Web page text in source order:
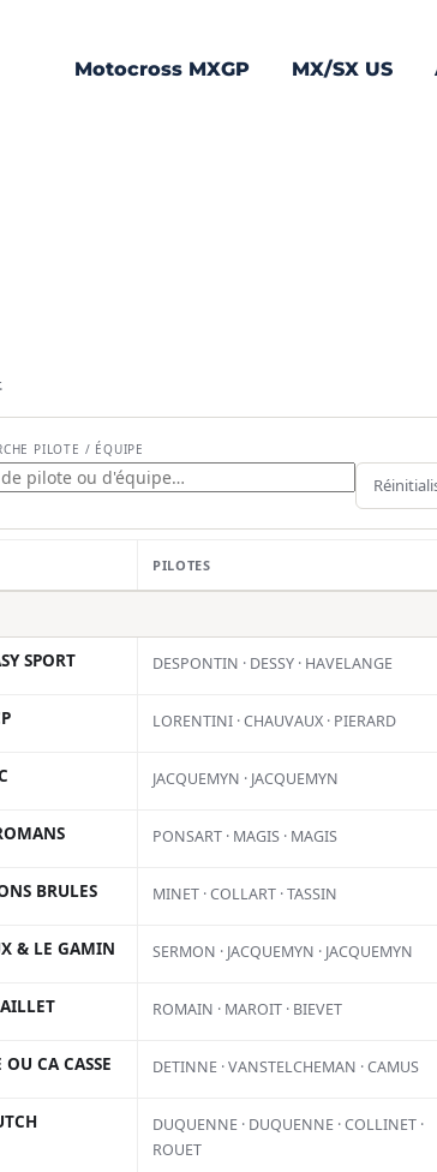
Motocross MXGP MX/SX US
PILOTE / ÉQUIPE
PILOTES
SPORT DESPONTIN · DESSY · HAVELANGE
LORENTINI · CHAUVAUX · PIERARD
JACQUEMYN · JACQUEMYN
PONSART · MAGIS · MAGIS
BRULES MINET · COLLART · TASSIN
& LE GAMIN SERMON · JACQUEMYN · JACQUEMYN
ROMAIN · MAROIT · BIEVET
OU CA CASSE DETINNE · VANSTELCHEMAN · CAMUS
DUQUENNE · DUQUENNE · COLLINET ·
ROUET